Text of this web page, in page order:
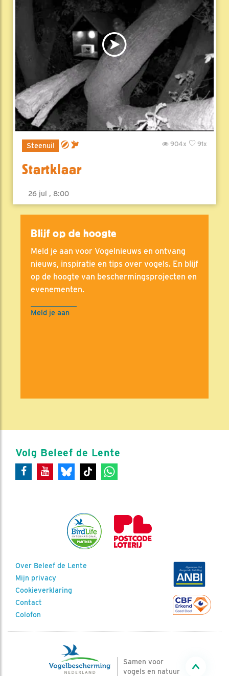
Steenuil 91x
904x
Startklaar
26 jul , 8:00
Blijf op de hoogte
Meld je aan voor Vogelnieuws en ontvang
nieuws, inspiratie en tips over vogels. En blijf
op de hoogte van beschermingsprojecten en
evenementen.
Meld je aan
Volg Beleef de Lente
Over Beleef de Lente
Mijn privacy
Cookieverklaring
Contact
Colofon
Samen voor
vogels en natuur